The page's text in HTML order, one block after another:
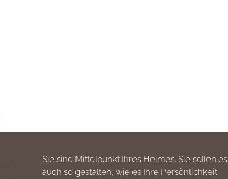
Sie sind Mittelpunkt Ihres Heimes. Sie sollen es
auch so gestalten, wie es Ihre Persönlichkeit